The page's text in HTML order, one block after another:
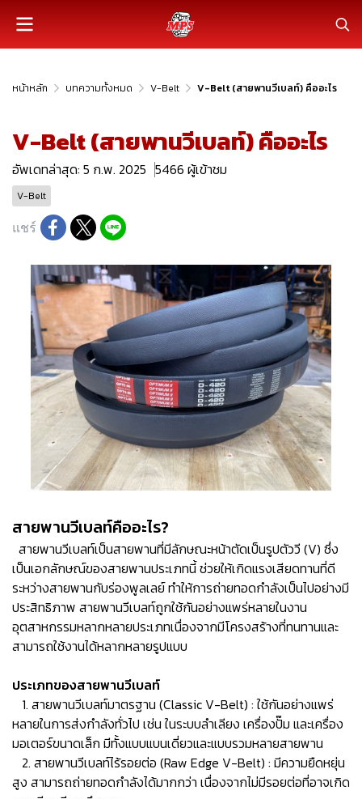
หน้าหลัก บทความทั้งหมด V-Belt V-Belt (สายพานวีเบลท์) คืออะไร
V-Belt (สายพานวีเบลท์) คืออะไร
อัพเดทล่าสุด: 5 ก.พ. 2025 5466 ผู้เข้าชม
V-Belt
แชร์
สายพานวีเบลท์คืออะไร?
สายพานวีเบลท์เป็นสายพานที่มีลักษณะหน้าตัดเป็นรูปตัววี (V) ซึ่ง
เป็นเอกลักษณ์ของสายพานประเภทนี้ ช่วยให้เกิดแรงเสียดทานที่ดี
ระหว่างสายพานกับร่องพูลเลย์ ทำให้การถ่ายทอดกำลังเป็นไปอย่างมี
ประสิทธิภาพ สายพานวีเบลท์ถูกใช้กันอย่างแพร่หลายในงาน
อุตสาหกรรมหลากหลายประเภทเนื่องจากมีโครงสร้างที่ทนทานและ
สามารถใช้งานได้หลากหลายรูปแบบ
ประเภทของสายพานวีเบลท์
1. สายพานวีเบลท์มาตรฐาน (Classic V-Belt) : ใช้กันอย่างแพร่
หลายในการส่งกำลังทั่วไป เช่น ในระบบลำเลียง เครื่องปั๊ม และเครื่อง
มอเตอร์ขนาดเล็ก มีทั้งแบบแบนเดี่ยวและแบบรวมหลายสายพาน
2. สายพานวีเบลท์ไร้รอยต่อ (Raw Edge V-Belt) : มีความยืดหยุ่น
สูง สามารถถ่ายทอดกำลังได้มากกว่า เนื่องจากไม่มีรอยต่อที่อาจเกิด